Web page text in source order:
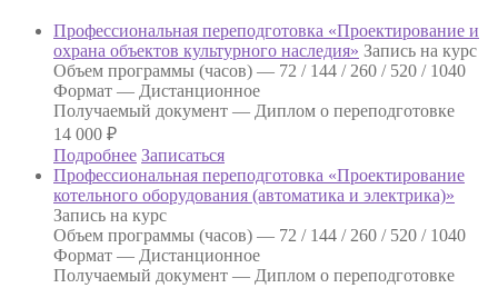
Профессиональная переподготовка «Проектирование и
охрана объектов культурного наследия» Запись на курс
Объем программы (часов) — 72 / 144 / 260 / 520 / 1040
Формат — Дистанционное
Получаемый документ — Диплом о переподготовке
14 000 ₽
Подробнее Записаться
Профессиональная переподготовка «Проектирование
котельного оборудования (автоматика и электрика)»
Запись на курс
Объем программы (часов) — 72 / 144 / 260 / 520 / 1040
Формат — Дистанционное
Получаемый документ — Диплом о переподготовке